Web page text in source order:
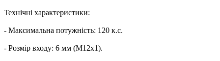
Технічні характеристики:
- Максимальна потужність: 120 к.с.
- Розмір входу: 6 мм (M12x1).